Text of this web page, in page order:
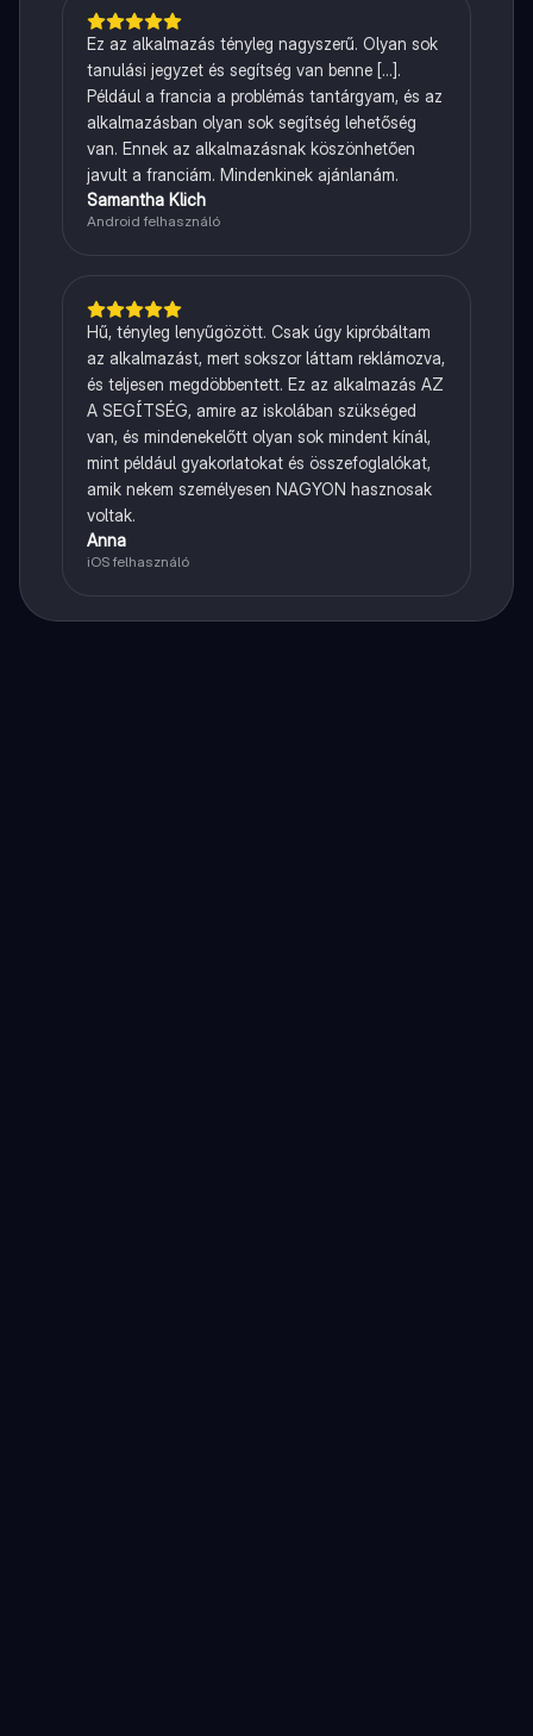
Ez az alkalmazás tényleg nagyszerű. Olyan sok
tanulási jegyzet és segítség van benne [...].
Például a francia a problémás tantárgyam, és az
alkalmazásban olyan sok segítség lehetőség
van. Ennek az alkalmazásnak köszönhetően
javult a franciám. Mindenkinek ajánlanám.
Samantha Klich
Android felhasználó
Hű, tényleg lenyűgözött. Csak úgy kipróbáltam
az alkalmazást, mert sokszor láttam reklámozva,
és teljesen megdöbbentett. Ez az alkalmazás AZ
A SEGÍTSÉG, amire az iskolában szükséged
van, és mindenekelőtt olyan sok mindent kínál,
mint például gyakorlatokat és összefoglalókat,
amik nekem személyesen NAGYON hasznosak
voltak.
Anna
iOS felhasználó